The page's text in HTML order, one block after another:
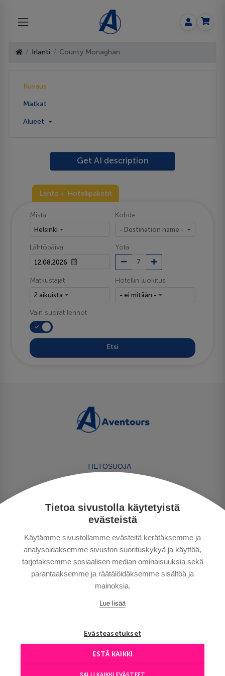
Tietoa sivustolla käytetyistä
evästeistä
Käytämme sivustollamme evästeitä kerätäksemme ja
analysoidaksemme sivuston suorituskykyä ja käyttöä,
tarjotaksemme sosiaalisen median ominaisuuksia sekä
parantaaksemme ja räätälöidäksemme sisältöä ja
mainoksia.
Lue lisää
Evästeasetukset
ESTÄ KAIKKI
Irlanti County Monaghan
Kuvaus
Matkat
Alueet
Get AI description
Lento + Hotellipaketit
Mistä
Helsinki
Kohde
- Destination name -
Lähtöpäivä Yötä
Matkustajat
2 aikuista
Hotellin luokitus
- ei mitään -
Vain suorat lennot
Etsi
TIETOSUOJA
HYVÄ TIETÄÄ